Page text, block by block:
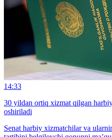
14:33
30 yildan ortiq xizmat qilgan
oshiriladi
Senat harbiy xizmatchilar va